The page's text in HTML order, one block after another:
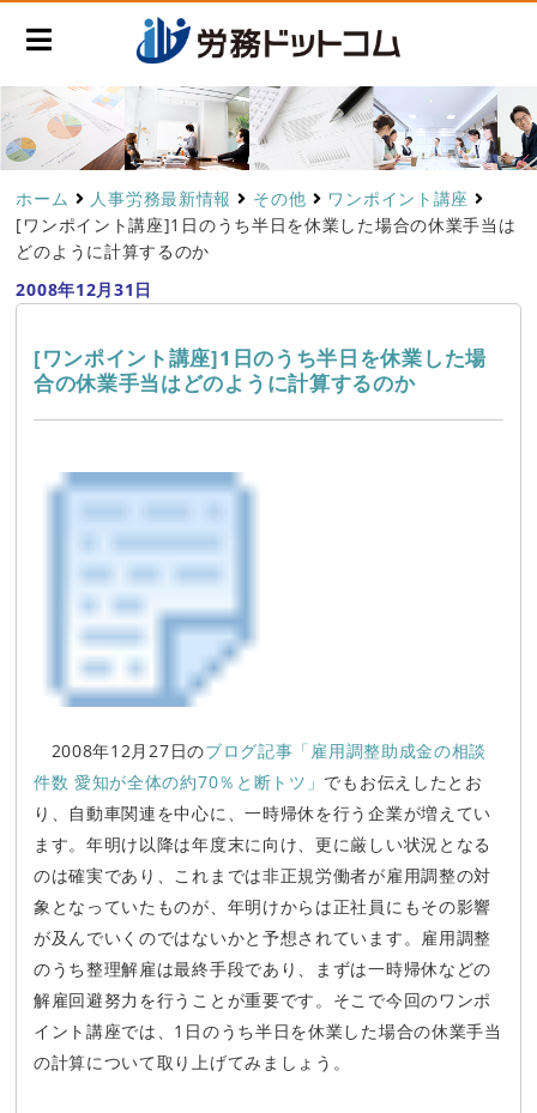
ホーム 人事労務最新情報 その他
ワンポイント講座
[ワンポイント講座]1日のうち半日を休業した場合の休業手当は
どのように計算するのか
2008年12月31日
[ワンポイント講座]1日のうち半日を休業した場
合の休業手当はどのように計算するのか
2008年12月27日のブログ記事「雇用調整助成金の相談
件数 愛知が全体の約70％と断トツ」 でもお伝えしたとお
り、自動車関連を中心に、一時帰休を行う企業が増えてい
ます。年明け以降は年度末に向け、更に厳しい状況となる
のは確実であり、これまでは非正規労働者が雇用調整の対
象となっていたものが、年明けからは正社員にもその影響
が及んでいくのではないかと予想されています。雇用調整
のうち整理解雇は最終手段であり、まずは一時帰休などの
解雇回避努力を行うことが重要です。そこで今回のワンポ
イント講座では、1日のうち半日を休業した場合の休業手当
の計算について取り上げてみましょう。